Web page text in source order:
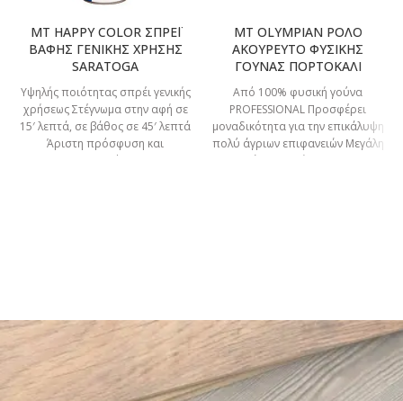
MT HAPPY COLOR ΣΠΡΕΪ
ΒΑΦΗΣ ΓΕΝΙΚΗΣ ΧΡΗΣΗΣ
SARATOGA
Υψηλής ποιότητας σπρέι γενικής
χρήσεως Στέγνωμα στην αφή σε
15′ λεπτά, σε βάθος σε 45′ λεπτά
Άριστη πρόσφυση και
καλυπτικότητα
MT OLYMPIAN ΡΟΛΟ
ΑΚΟΥΡΕΥΤΟ ΦΥΣΙΚΗΣ
ΓΟΥΝΑΣ ΠΟΡΤΟΚΑΛΙ
Από 100% φυσική γούνα
PROFESSIONAL Προσφέρει
μοναδικότητα για την επικάλυψη
πολύ άγριων επιφανειών Μεγάλη
συγκράτηση χρώματος για την